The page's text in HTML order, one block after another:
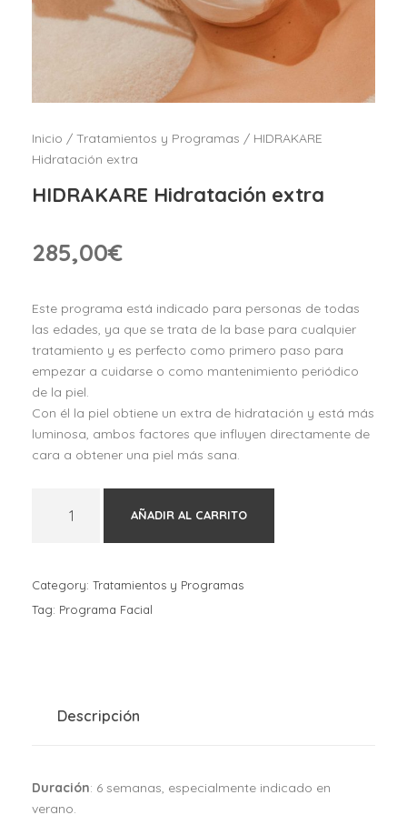
Inicio / Tratamientos y Programas / HIDRAKARE
Hidratación extra
HIDRAKARE Hidratación extra
285,00€
Este programa está indicado para personas de todas
las edades, ya que se trata de la base para cualquier
tratamiento y es perfecto como primero paso para
empezar a cuidarse o como mantenimiento periódico
de la piel.
Con él la piel obtiene un extra de hidratación y está más
luminosa, ambos factores que influyen directamente de
cara a obtener una piel más sana.
A
K
t
a
AÑADIR AL CARRITO
Category: Tratamientos y Programas
Tag: Programa Facial
Descripción
Duración: 6 semanas, especialmente indicado en
verano.